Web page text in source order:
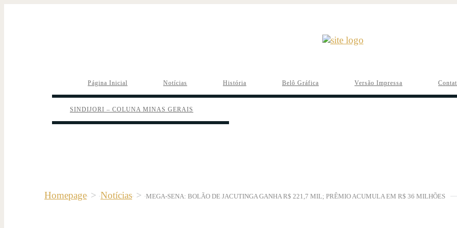
Página Inicial Notícias História Belô Gráfica Versão Impressa
SINDIJORI – COLUNA MINAS GERAIS
Homepage > Notícias > MEGA-SENA: BOLÃO DE JACUTINGA GANHA R$ 221,7 MIL; PRÊMIO ACUMULA EM R$ 36 MILHÕES